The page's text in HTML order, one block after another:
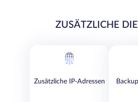
ZUSÄTZLICHE
Zusätzliche IP-Adressen